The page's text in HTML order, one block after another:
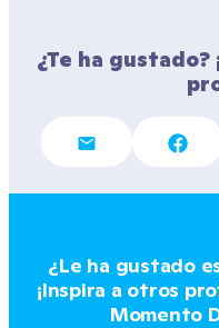
¿Te ha
¿Le ha gustado
¡Inspira a otros
Momento